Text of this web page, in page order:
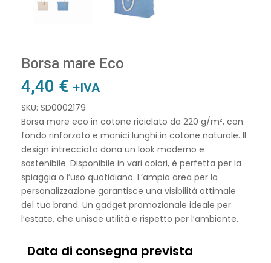
Borsa mare Eco
4,40 € +IVA
SKU: SD0002179
Borsa mare eco in cotone riciclato da 220 g/m², con
fondo rinforzato e manici lunghi in cotone naturale. Il
design intrecciato dona un look moderno e
sostenibile. Disponibile in vari colori, è perfetta per la
spiaggia o l’uso quotidiano. L’ampia area per la
personalizzazione garantisce una visibilità ottimale
del tuo brand. Un gadget promozionale ideale per
l’estate, che unisce utilità e rispetto per l’ambiente.
Data di consegna prevista